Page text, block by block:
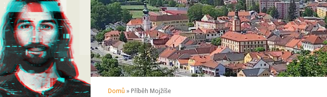
Jste zde
Domů » Příběh Mojžíše